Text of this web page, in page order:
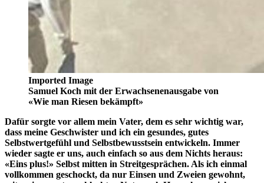
Imported Image
Samuel Koch mit der Erwachsenenausgabe von
«Wie man Riesen bekämpft»
Dafür sorgte vor allem mein Vater, dem es sehr wichtig war,
dass meine Geschwister und ich ein gesundes, gutes
Selbstwertgefühl und Selbstbewusstsein entwickeln. Immer
wieder sagte er uns, auch einfach so aus dem Nichts heraus:
«Eins plus!» Selbst mitten in Streitgesprächen. Als ich einmal
vollkommen geschockt, da nur Einsen und Zweien gewohnt,